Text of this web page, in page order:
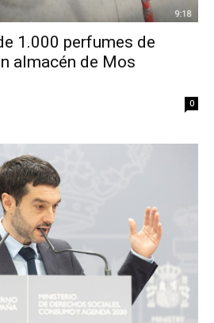
1.000 perfumes de
almacén de Mos
0